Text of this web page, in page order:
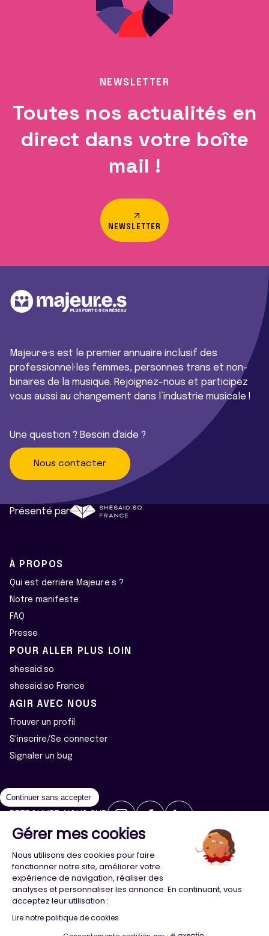
NEWSLETTER
Toutes nos actualités en
direct dans votre boîte
mail !
NEWSLETTER
Majeur·e·s est le premier annuaire inclusif des
professionnel·les femmes, personnes trans et non-
binaires de la musique. Rejoignez-nous et participez
vous aussi au changement dans l’industrie musicale !
Une question ? Besoin d'aide ?
Nous contacter
Présenté par
À PROPOS
Qui est derrière Majeur·e·s ?
Notre manifeste
FAQ
Presse
POUR ALLER PLUS LOIN
shesaid.so
shesaid.so France
AGIR AVEC NOUS
Trouver un profil
S'inscrire/Se connecter
Signaler un bug
2026 ©Majeur·e·s - Tous droits réservés
Politique de confidentialité
Cookies
Conception Agence Adeliom
Continuer sans accepter
Gérer mes cookies
Nous utilisons des cookies pour faire
fonctionner notre site, améliorer votre
expérience de navigation, réaliser des
analyses et personnaliser les annonce. En continuant, vous
acceptez leur utilisation :
Lire notre politique de cookies